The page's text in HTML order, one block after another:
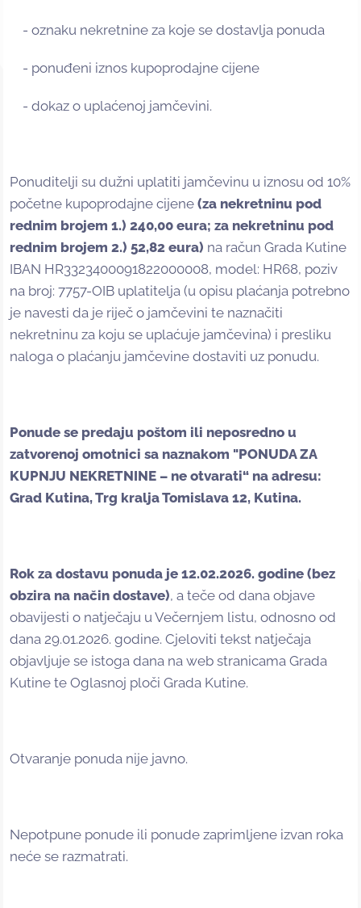
- oznaku nekretnine za koje se dostavlja ponuda
- ponuđeni iznos kupoprodajne cijene
- dokaz o uplaćenoj jamčevini.
Ponuditelji su dužni uplatiti jamčevinu u iznosu od 10%
početne kupoprodajne cijene (za nekretninu pod
rednim brojem 1.) 240,00 eura; za nekretninu pod
rednim brojem 2.) 52,82 eura) na račun Grada Kutine
IBAN HR3323400091822000008, model: HR68, poziv
na broj: 7757-OIB uplatitelja (u opisu plaćanja potrebno
je navesti da je riječ o jamčevini te naznačiti
nekretninu za koju se uplaćuje jamčevina) i presliku
naloga o plaćanju jamčevine dostaviti uz ponudu.
Ponude se predaju poštom ili neposredno u
zatvorenoj omotnici sa naznakom "PONUDA ZA
KUPNJU NEKRETNINE – ne otvarati“ na adresu:
Grad Kutina, Trg kralja Tomislava 12, Kutina.
Rok za dostavu ponuda je 12.02.2026. godine (bez
obzira na način dostave), a teče od dana objave
obavijesti o natječaju u Večernjem listu, odnosno od
dana 29.01.2026. godine. Cjeloviti tekst natječaja
objavljuje se istoga dana na web stranicama Grada
Kutine te Oglasnoj ploči Grada Kutine.
Otvaranje ponuda nije javno.
Nepotpune ponude ili ponude zaprimljene izvan roka
neće se razmatrati.